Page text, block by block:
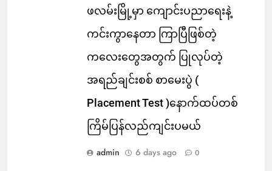
ဖလမ်းမြို့မှာ ကျောင်းပညာရေးနဲ့
ကင်းကွာနေတာ ကြာပြီဖြစ်တဲ့
ကလေးတွေအတွက် ပြုလုပ်တဲ့
အရည်ချင်းစစ် စာမေးပွဲ (
Placement Test )နောက်ထပ်တစ်
ကြိမ်ပြန်လည်ကျင်းပမယ်
admin 6 days ago 0